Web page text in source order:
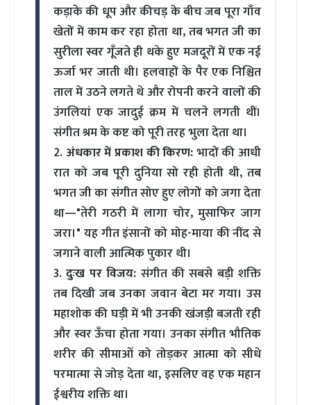
कड़ाके की धूप और कीचड़ के बीच जब पूरा गाँव
खेतों में काम कर रहा होता था, तब भगत जी का
सुरीला स्वर गूँजते ही थके हुए मजदूरों में एक नई
ऊर्जा भर जाती थी। हलवाहों के पैर एक निश्चित
ताल में उठने लगते थे और रोपनी करने वालों की
उंगलियां एक जादुई क्रम में चलने लगती थीं।
संगीत श्रम के कष्ट को पूरी तरह भुला देता था।
2. अंधकार में प्रकाश की किरण:भादों की आधी
रात को जब पूरी दुनिया सो रही होती थी, तब
भगत जी का संगीत सोए हुए लोगों को जगा देता
था—"तेरी गठरी में लागा चोर, मुसाफिर जाग
जरा।" यह गीत इंसानों को मोह-माया की नींद से
जगाने वाली आत्मिक पुकार थी।
3.दुःख पर विजय: संगीत की सबसे बड़ी शक्ति
तब दिखी जब उनका जवान बेटा मर गया। उस
महाशोक की घड़ी में भी उनकी खंजड़ी बजती रही
और स्वर ऊँचा होता गया। उनका संगीत भौतिक
शरीर की सीमाओं को तोड़कर आत्मा को सीधे
परमात्मा से जोड़ देता था, इसलिए वह एक महान
ईश्वरीय शक्ति था।